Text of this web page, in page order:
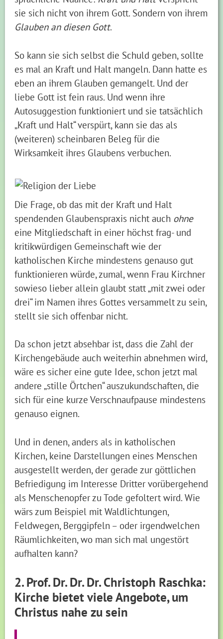
sie sich nicht von ihrem Gott. Sondern von ihrem
Glauben an diesen Gott.
So kann sie sich selbst die Schuld geben, sollte
es mal an Kraft und Halt mangeln. Dann hatte es
eben an ihrem Glauben gemangelt. Und der
liebe Gott ist fein raus. Und wenn ihre
Autosuggestion funktioniert und sie tatsächlich
„Kraft und Halt“ verspürt, kann sie das als
(weiteren) scheinbaren Beleg für die
Wirksamkeit ihres Glaubens verbuchen.
Die Frage, ob das mit der Kraft und Halt
spendenden Glaubenspraxis nicht auch ohne
eine Mitgliedschaft in einer höchst frag- und
kritikwürdigen Gemeinschaft wie der
katholischen Kirche mindestens genauso gut
funktionieren würde, zumal, wenn Frau Kirchner
sowieso lieber allein glaubt statt „mit zwei oder
drei“ im Namen ihres Gottes versammelt zu sein,
stellt sie sich offenbar nicht.
Da schon jetzt absehbar ist, dass die Zahl der
Kirchengebäude auch weiterhin abnehmen wird,
wäre es sicher eine gute Idee, schon jetzt mal
andere „stille Örtchen“ auszukundschaften, die
sich für eine kurze Verschnaufpause mindestens
genauso eignen.
Und in denen, anders als in katholischen
Kirchen, keine Darstellungen eines Menschen
ausgestellt werden, der gerade zur göttlichen
Befriedigung im Interesse Dritter vorübergehend
als Menschenopfer zu Tode gefoltert wird. Wie
wärs zum Beispiel mit Waldlichtungen,
Feldwegen, Berggipfeln – oder irgendwelchen
Räumlichkeiten, wo man sich mal ungestört
aufhalten kann?
2. Prof. Dr. Dr. Dr. Christoph Raschka:
Kirche bietet viele Angebote, um
Christus nahe zu sein